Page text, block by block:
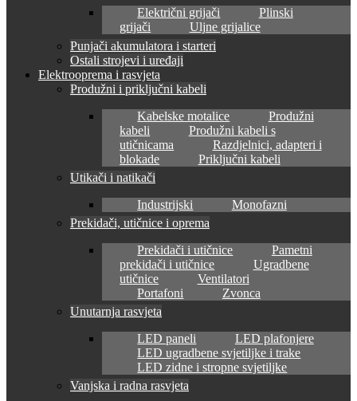
Električni grijači
Plinski
grijači
Uljne grijalice
Punjači akumulatora i starteri
Ostali strojevi i uređaji
Elektrooprema i rasvjeta
Produžni i priključni kabeli
Kabelske motalice
Produžni
kabeli
Produžni kabeli s
utičnicama
Razdjelnici, adapteri i
blokade
Priključni kabeli
Utikači i natikači
Industrijski
Monofazni
Prekidači, utičnice i oprema
Prekidači i utičnice
Pametni
prekidači i utičnice
Ugradbene
utičnice
Ventilatori
Portafoni
Zvonca
Unutarnja rasvjeta
LED paneli
LED plafonjere
LED ugradbene svjetiljke i trake
LED zidne i stropne svjetiljke
Vanjska i radna rasvjeta